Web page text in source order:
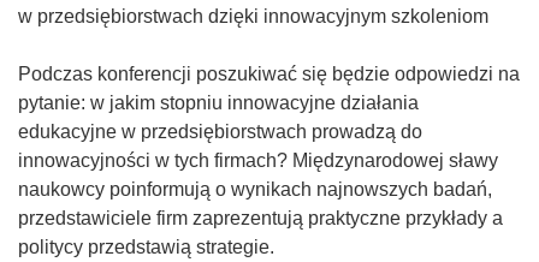
w przedsiębiorstwach dzięki innowacyjnym szkoleniom
Podczas konferencji poszukiwać się będzie odpowiedzi na
pytanie: w jakim stopniu innowacyjne działania
edukacyjne w przedsiębiorstwach prowadzą do
innowacyjności w tych firmach? Międzynarodowej sławy
naukowcy poinformują o wynikach najnowszych badań,
przedstawiciele firm zaprezentują praktyczne przykłady a
politycy przedstawią strategie.